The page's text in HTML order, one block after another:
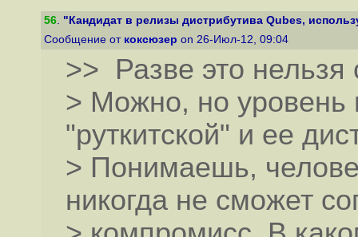
56. "Кандидат в релизы дистрибутива Qubes,
Сообщение от коксюзер on 26-Июл-12, 09:04
>> Разве это нельзя
> Можно, но уровень
"руткитской" и ее
> Понимаешь,
никогда не сможет